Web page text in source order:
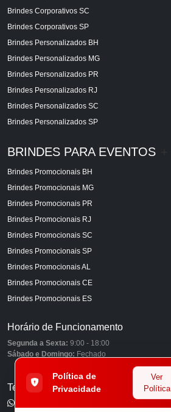
Brindes Corporativos SC
Brindes Corporativos SP
Brindes Personalizados BH
Brindes Personalizados MG
Brindes Personalizados PR
Brindes Personalizados RJ
Brindes Personalizados SC
Brindes Personalizados SP
BRINDES PARA EVENTOS
Brindes Promocionais BH
Brindes Promocionais MG
Brindes Promocionais PR
Brindes Promocionais RJ
Brindes Promocionais SC
Brindes Promocionais SP
Brindes Promocionais AL
Brindes Promocionais CE
Brindes Promocionais ES
Horário de Funcionamento
Segunda a Sexta: 9:00 - 18:00
Sábado e Domingo: Fechado
Telefones
Política de
Privacidade
Ver
Política